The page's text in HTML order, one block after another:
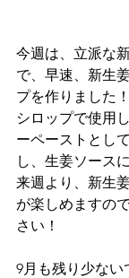
今週は、立派な
で、早速、新生
プを作りました！
シロップで使用
ーペーストとし
し、生姜ソース
来週より、新生
が楽しめますの
さい！
9月も残り少ない